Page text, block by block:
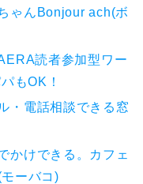
ゃんBonjour ach(ボ
読者参加型ワー
もOK！
・電話相談できる窓
かけできる。カフェ
ーバコ)